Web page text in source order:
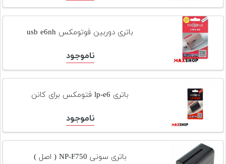
باتری دوربین فوتومکس usb e6nh
ناموجود
باتری lp-e6 فتومکس برای کانن
ناموجود
باتری سونی NP-F750 ( اصل )